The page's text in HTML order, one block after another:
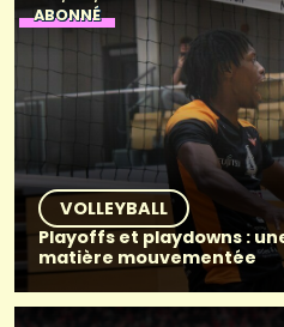
ABONNÉ
VOLLEYBALL
Playoffs et playdowns :
matière mouvementée